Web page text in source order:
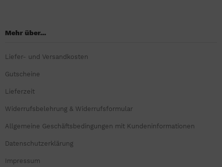
Mehr über...
Liefer- und Versandkosten
Gutscheine
Lieferzeit
Widerrufsbelehrung & Widerrufsformular
Allgemeine Geschäftsbedingungen mit Kundeninformationen
Datenschutzerklärung
Impressum